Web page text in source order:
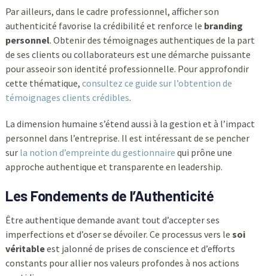
Par ailleurs, dans le cadre professionnel, afficher son
authenticité favorise la crédibilité et renforce le branding
personnel. Obtenir des témoignages authentiques de la part
de ses clients ou collaborateurs est une démarche puissante
pour asseoir son identité professionnelle. Pour approfondir
cette thématique, consultez ce guide sur l’obtention de
témoignages clients crédibles.
La dimension humaine s’étend aussi à la gestion et à l’impact
personnel dans l’entreprise. Il est intéressant de se pencher
sur la notion d’empreinte du gestionnaire qui prône une
approche authentique et transparente en leadership.
Les Fondements de l’Authenticité
Être authentique demande avant tout d’accepter ses
imperfections et d’oser se dévoiler. Ce processus vers le soi
véritableest jalonné de prises de conscience et d’efforts
constants pour allier nos valeurs profondes à nos actions